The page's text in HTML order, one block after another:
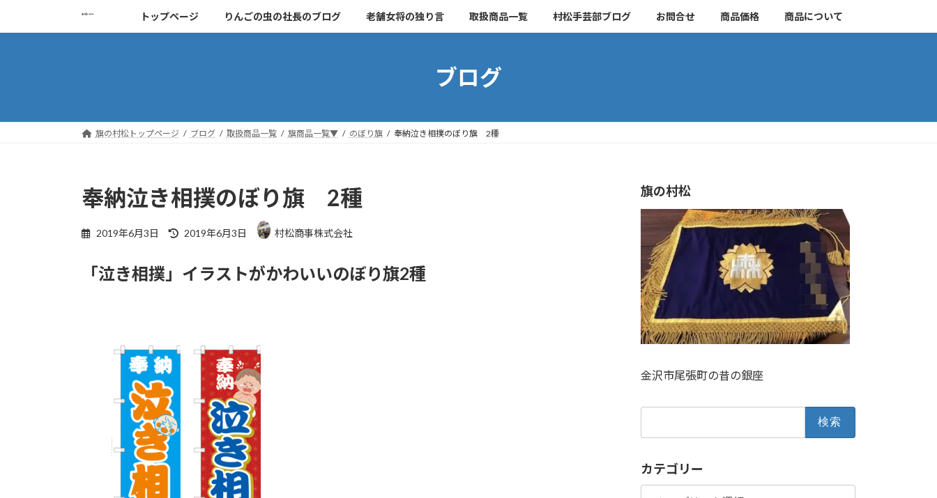
キ
に
トップページ りんごの虫の社長のブログ 老舗女将の独り言 取扱商品一覧 村松手芸部ブログ お問合せ 商品価格 商品について
ブログ
旗の村松トップページ ブログ 取扱商品一覧 旗商品一覧▼ のぼり旗 奉納泣き相撲のぼり旗 2種
奉納泣き相撲のぼり旗 2種
2019年6月3日
終
新
日
2019年6月3日 村松商事株式会社
「泣き相撲」イラストがかわいいのぼり旗2種
旗の村松
金沢市尾張町の昔の銀座
カテゴリー
カ